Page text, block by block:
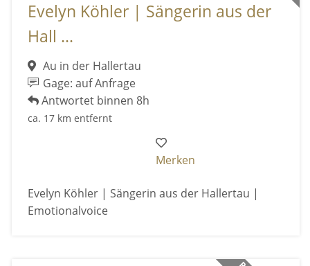
Evelyn Köhler | Sängerin aus der
Hall ...
Au in der Hallertau
Gage: auf Anfrage
Antwortet binnen 8h
ca. 17 km entfernt
Merken
Evelyn Köhler | Sängerin aus der Hallertau |
Emotionalvoice